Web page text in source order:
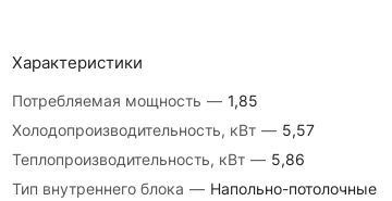
Характеристики
Потребляемая мощность — 1,85
Холодопроизводительность, кВт — 5,57
Теплопроизводительность, кВт — 5,86
Тип внутреннего блока — Напольно-потолочные